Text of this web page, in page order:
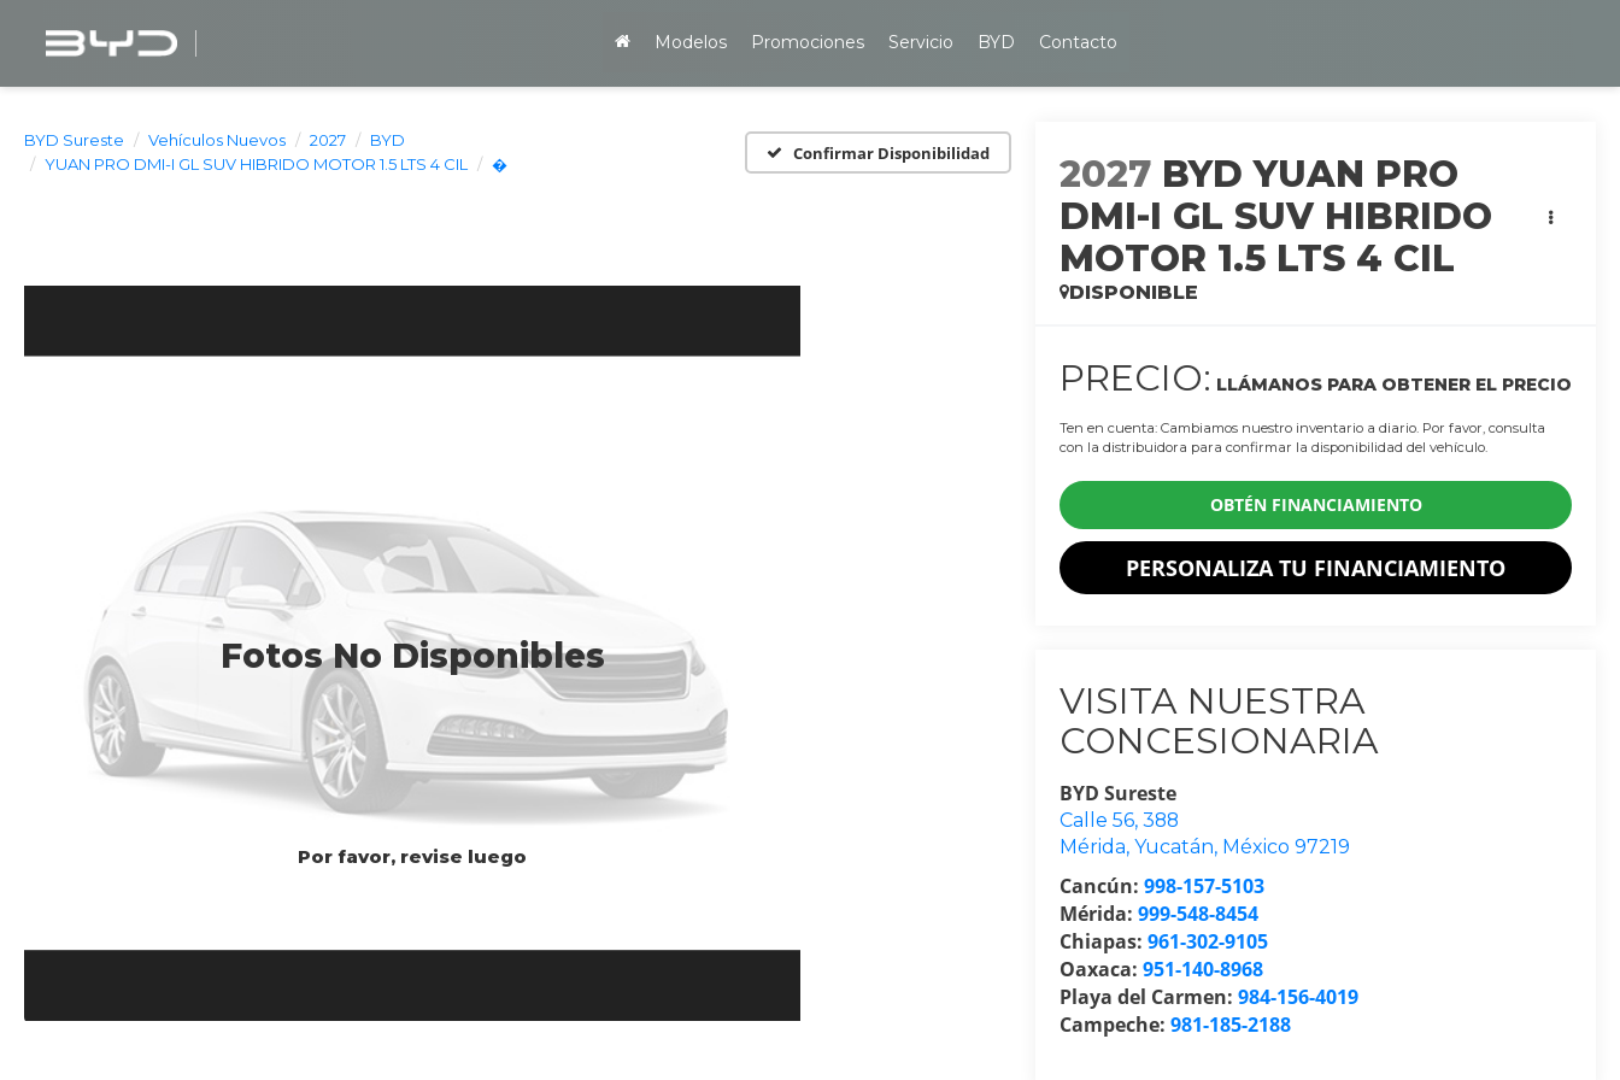
Modelos Promociones Servicio BYD Contacto
BYD Sureste Vehículos Nuevos 2027
BYD
YUAN PRO DMI-I GL SUV HIBRIDO MOTOR 1.5 LTS 4 CIL
�
Confirmar Disponibilidad
Fotos No Disponibles
Por favor, revise luego
2027 BYD YUAN PRO
DMI-I GL SUV HIBRIDO
MOTOR 1.5 LTS 4 CIL
DISPONIBLE
PRECIO: LLÁMANOS PARA OBTENER EL PRECIO
Ten en cuenta: Cambiamos nuestro inventario a diario. Por favor, consulta
con la distribuidora para confirmar la disponibilidad del vehículo.
OBTÉN FINANCIAMIENTO
PERSONALIZA TU FINANCIAMIENTO
VISITA NUESTRA
CONCESIONARIA
BYD Sureste
Calle 56, 388
Mérida,Yucatán, México 97219
Cancún:998-157-5103
Mérida:999-548-8454
Chiapas:961-302-9105
Oaxaca:951-140-8968
Playa del Carmen:984-156-4019
Campeche:981-185-2188